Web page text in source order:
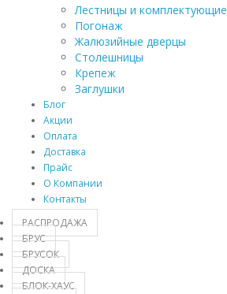
Лестницы и комплектующие
Погонаж
Жалюзийные дверцы
Столешницы
Крепеж
Заглушки
Блог
Акции
Оплата
Доставка
Прайс
О Компании
Контакты
РАСПРОДАЖА
БРУС
БРУСОК
ДОСКА
БЛОК-ХАУС